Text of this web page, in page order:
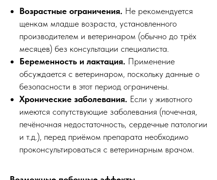
Возрастные ограничения. Не рекомендуется
щенкам младше возраста, установленного
производителем и ветеринаром (обычно до трёх
месяцев) без консультации специалиста.
Беременность и лактация. Применение
обсуждается с ветеринаром, поскольку данные о
безопасности в этот период ограничены.
Хронические заболевания. Если у животного
имеются сопутствующие заболевания (почечная,
печёночная недостаточность, сердечные патологии
и т.д.), перед приёмом препарата необходимо
проконсультироваться с ветеринарным врачом.